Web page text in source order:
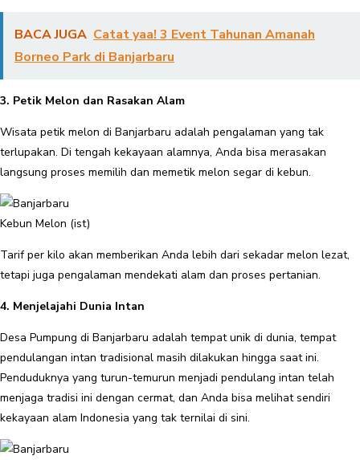
BACA JUGA Catat yaa! 3 Event Tahunan Amanah
Borneo Park di Banjarbaru
3. Petik Melon dan Rasakan Alam
Wisata petik melon di Banjarbaru adalah pengalaman yang tak
terlupakan. Di tengah kekayaan alamnya, Anda bisa merasakan
langsung proses memilih dan memetik melon segar di kebun.
Kebun Melon (ist)
Tarif per kilo akan memberikan Anda lebih dari sekadar melon lezat,
tetapi juga pengalaman mendekati alam dan proses pertanian.
4. Menjelajahi Dunia Intan
Desa Pumpung di Banjarbaru adalah tempat unik di dunia, tempat
pendulangan intan tradisional masih dilakukan hingga saat ini.
Penduduknya yang turun-temurun menjadi pendulang intan telah
menjaga tradisi ini dengan cermat, dan Anda bisa melihat sendiri
kekayaan alam Indonesia yang tak ternilai di sini.